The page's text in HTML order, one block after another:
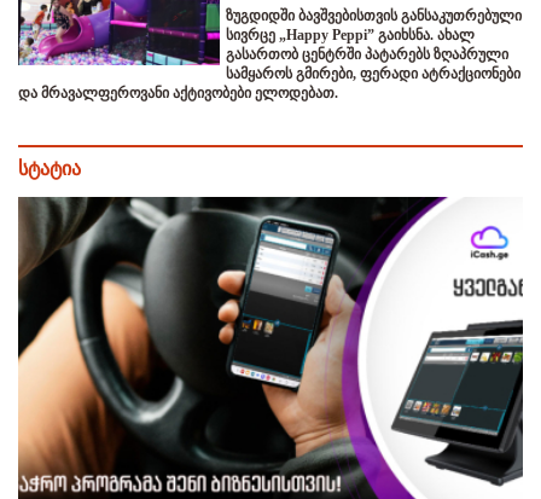
ზუგდიდში ბავშვებისთვის განსაკუთრებული
სივრცე „Happy Peppi” გაიხსნა. ახალ
გასართობ ცენტრში პატარებს ზღაპრული
სამყაროს გმირები, ფერადი ატრაქციონები
და მრავალფეროვანი აქტივობები ელოდებათ.
სტატია